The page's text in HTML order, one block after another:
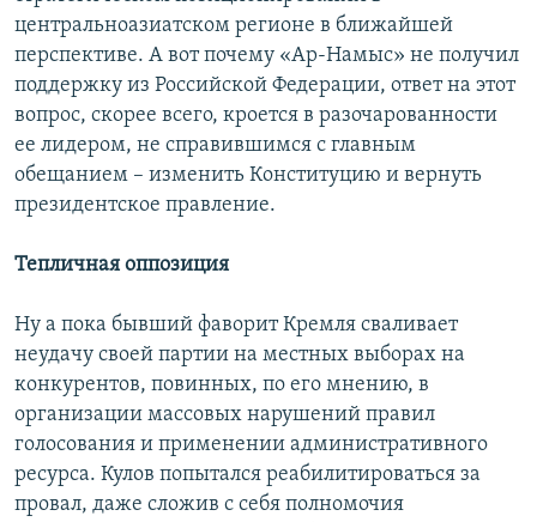
центральноазиатском регионе в ближайшей
перспективе. А вот почему «Ар-Намыс» не получил
поддержку из Российской Федерации, ответ на этот
вопрос, скорее всего, кроется в разочарованности
ее лидером, не справившимся с главным
обещанием – изменить Конституцию и вернуть
президентское правление.
Тепличная оппозиция
Ну а пока бывший фаворит Кремля сваливает
неудачу своей партии на местных выборах на
конкурентов, повинных, по его мнению, в
организации массовых нарушений правил
голосования и применении административного
ресурса. Кулов попытался реабилитироваться за
провал, даже сложив с себя полномочия